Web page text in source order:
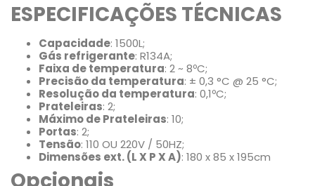
ESPECIFICAÇÕES TÉCNICAS
Capacidade: 1500L;
Gás refrigerante: R134A;
Faixa de temperatura: 2 ~ 8ºC;
Precisão da temperatura: ± 0,3 °C @ 25 °C;
Resolução da temperatura: 0,1ºC;
Prateleiras: 2;
Máximo de Prateleiras: 10;
Portas: 2;
Tensão: 110 OU 220V / 50HZ;
Dimensões ext. (L X P X A): 180 x 85 x 195cm